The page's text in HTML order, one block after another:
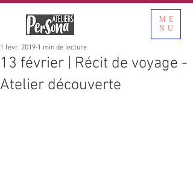
ME
NU
13 février | Récit de voyage -
Atelier découverte
1 févr. 2019 1 min de lecture